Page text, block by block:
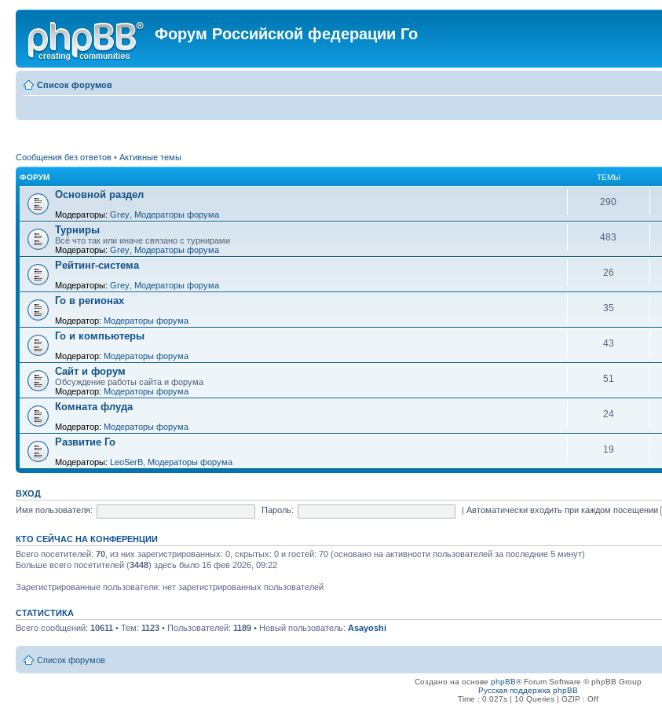
Форум Российской федерации Го
Список форумов
Сообщения без ответов • Активные темы
ФОРУМ ТЕМЫ
Основной раздел
Модераторы: Grey Модераторы форума
290
Турниры
Всё что так или иначе связано с турнирами
Модераторы: Grey Модераторы форума
483
Рейтинг-система
Модераторы: Grey Модераторы форума
26
Го в регионах
Модератор: Модераторы форума
35
Го и компьютеры
Модератор: Модераторы форума
43
Сайт и форум
Обсуждение работы сайта и форума
Модератор: Модераторы форума
51
Комната флуда
Модератор: Модераторы форума
24
Развитие Го
Модераторы: LeoSerB Модераторы форума
19
ВХОД
Имя пользователя:
Пароль: |Автоматически входить при каждом посещении
КТО СЕЙЧАС НА КОНФЕРЕНЦИИ
Всего посетителей: 70 , из них зарегистрированных: 0, скрытых: 0 и гостей: 70 (основано на активности пользователей за последние 5 минут)
Больше всего посетителей (3448) здесь было 16 фев 2026, 09:22
Зарегистрированные пользователи: нет зарегистрированных пользователей
СТАТИСТИКА
Всего сообщений: 10611 • Тем: 1123 • Пользователей: 1189 • Новый пользователь: Asayoshi
Список форумов
Создано на основе phpBB® Forum Software © phpBB Group
Русская поддержка phpBB
Time : 0.027s | 10 Queries | GZIP : Off